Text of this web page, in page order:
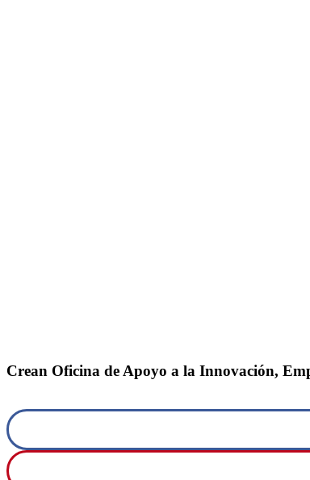
Crean Oficina de Apoyo a la Innovación,